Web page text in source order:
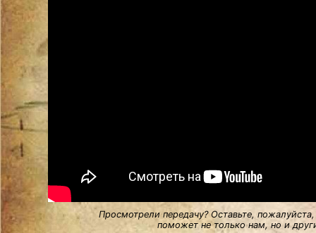
Просмотрели передачу? Оставьте,
поможет не только нам, но и